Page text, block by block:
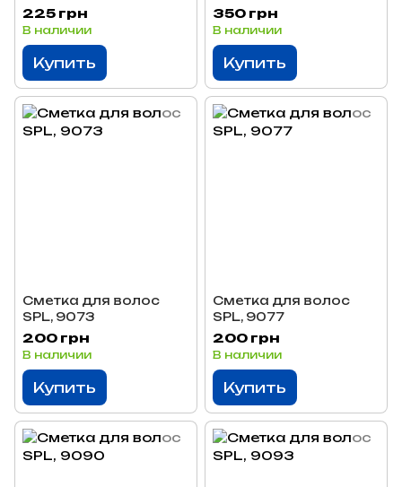
8575
225 грн
В наличии
Купить
350 грн
В наличии
Купить
Сметка для волос
SPL, 9073
200 грн
В наличии
Купить
Сметка для волос
SPL, 9077
200 грн
В наличии
Купить